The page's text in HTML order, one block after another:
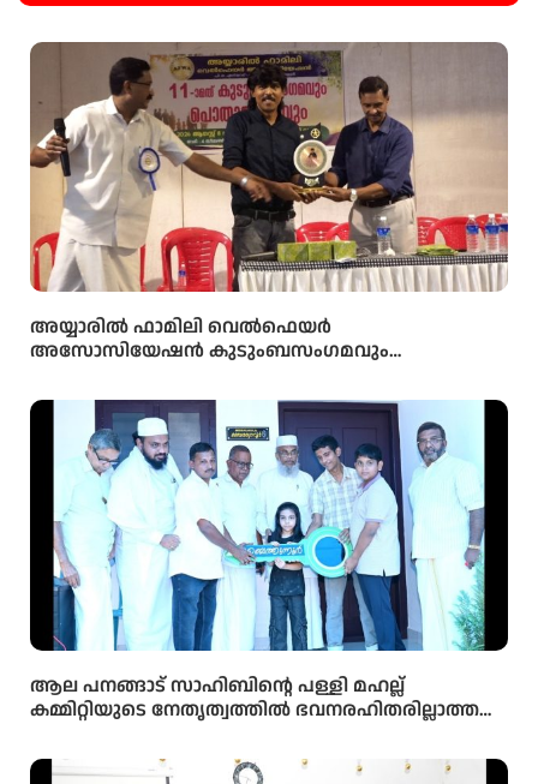
അയ്യാരിൽ ഫാമിലി വെൽഫെയർ
അസോസിയേഷൻ കുടുംബസംഗമവും
ആല പനങ്ങാട് സാഹിബിൻ്റെ പള്ളി മഹല്ല്
കമ്മിറ്റിയുടെ നേതൃത്വത്തിൽ ഭവനരഹിതരില്ലാത്ത
മത്തെ വീടിൻ്റെ താക്കോൽ ദാനം നടന്നു